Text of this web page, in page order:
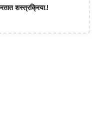
शस्त्रक्रिया.!